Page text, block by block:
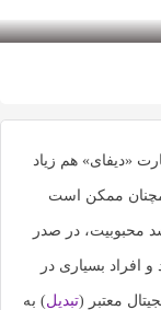
«دیفای» هم زیاد
ممکن است
محبوبیت، در صدر
بسیاری در
معتبر (تبدیل) به